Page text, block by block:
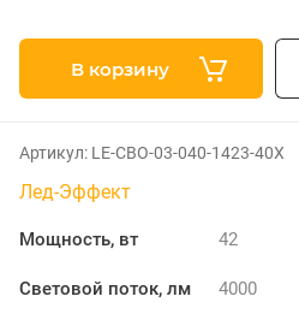
В корзину
Артикул: LE-СВО-03-040-1423-40Х
Лед-Эффект
Мощность, вт 42
Световой поток, лм 4000